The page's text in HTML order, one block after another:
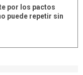
por los pactos
puede repetir sin